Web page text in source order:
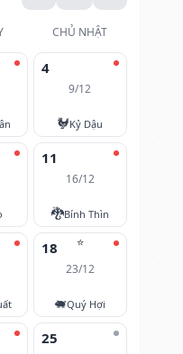
CHỦ NHẬT
4
9/12
🐓Kỷ Dậu
11
16/12
🐉Bính Thìn
⭐
18
23/12
🐖Quý Hợi
25